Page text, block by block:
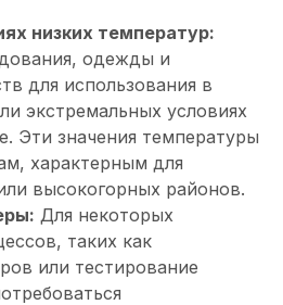
низких температур:
одежды и
для использования в
экстремальных условиях
Эти значения температуры
характерным для
высокогорных районов.
Для некоторых
таких как
или тестирование